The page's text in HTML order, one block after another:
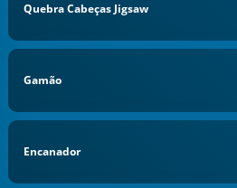
Quebra Cabeças Jigsaw
Gamão
Encanador